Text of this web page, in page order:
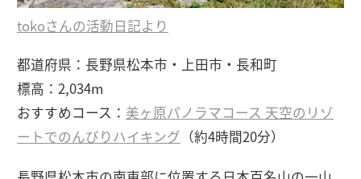
tokoさんの活動日記より
都道府県：長野県松本市・上田市・長和町
標高：2,034m
おすすめコース： 美ヶ原パノラマコース 天空のリゾ
ートでのんびりハイキング （約4時間20分）